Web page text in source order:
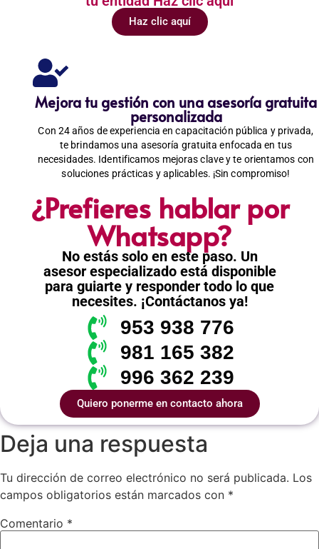
Haz clic aquí
Mejora tu gestión con una asesoría gratuita
personalizada
Con 24 años de experiencia en capacitación pública y privada,
te brindamos una asesoría gratuita enfocada en tus
necesidades. Identificamos mejoras clave y te orientamos con
soluciones prácticas y aplicables. ¡Sin compromiso!
¿Prefieres hablar por
Whatsapp?
No estás solo en este paso. Un
asesor especializado está disponible
para guiarte y responder todo lo que
necesites. ¡Contáctanos ya!
953 938 776
981 165 382
996 362 239
Quiero ponerme en contacto ahora
Deja una respuesta
Tu dirección de correo electrónico no será publicada. Los
campos obligatorios están marcados con *
Comentario *